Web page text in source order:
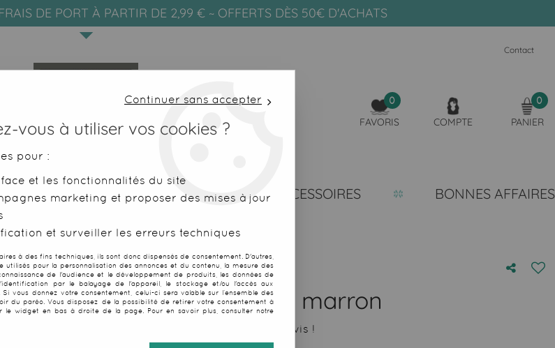
DE PORT À PARTIR DE 2,99 € ~ OFFERTS DÈS 50€ D'ACHATS
Contact
0
FAVORIS COMPTE
0
PANIER
DE PLAGE FOUTAS ACCESSOIRES BONNES AFFAIRES
Paréo Vahine Tahiti marron
Soyez le premier à donner votre avis !
Continuer sans accepter
vous à utiliser vos cookies ?
pour :
et les fonctionnalités du site
marketing et proposer des mises à jour
et surveiller les erreurs techniques
à des fins techniques, ils sont donc dispensés de consentement. D'autres,
utilisés pour la personnalisation des annonces et du contenu, la mesure des
de l'audience et le développement de produits, les données de
par le balayage de l'appareil, le stockage et/ou l'accès aux
vous donnez votre consentement, celui-ci sera valable sur l’ensemble des
du paréo. Vous disposez de la possibilité de retirer votre consentement à
le widget en bas à droite de la page. Pour en savoir plus, consulter notre